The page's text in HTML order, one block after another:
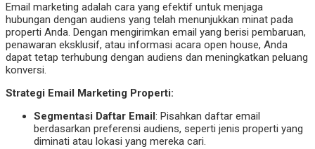
Email marketing adalah cara yang efektif untuk menjaga
hubungan dengan audiens yang telah menunjukkan minat pada
properti Anda. Dengan mengirimkan email yang berisi pembaruan,
penawaran eksklusif, atau informasi acara open house, Anda
dapat tetap terhubung dengan audiens dan meningkatkan peluang
konversi.
Strategi Email Marketing Properti:
Segmentasi Daftar Email : Pisahkan daftar email
berdasarkan preferensi audiens, seperti jenis properti yang
diminati atau lokasi yang mereka cari.